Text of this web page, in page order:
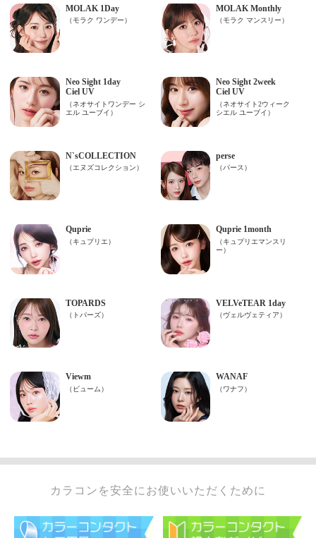
カラコンを安全にお使いいただくために